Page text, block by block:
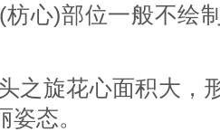
心)部位一般不绘
之旋花心面积大，
态。